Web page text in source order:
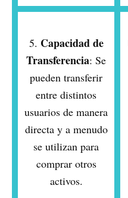
5. Capacidad de
Transferencia: Se
pueden transferir
entre distintos
usuarios de manera
directa y a menudo
se utilizan para
comprar otros
activos.